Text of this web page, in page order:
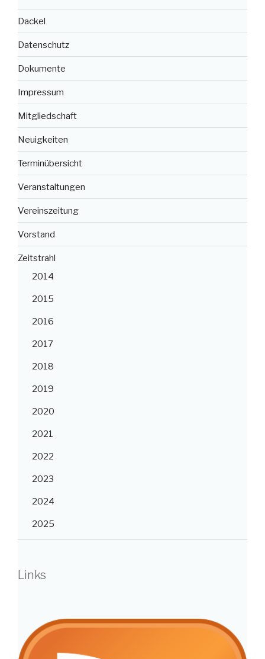
Dackel
Datenschutz
Dokumente
Impressum
Mitgliedschaft
Neuigkeiten
Terminübersicht
Veranstaltungen
Vereinszeitung
Vorstand
Zeitstrahl
2014
2015
2016
2017
2018
2019
2020
2021
2022
2023
2024
2025
Links